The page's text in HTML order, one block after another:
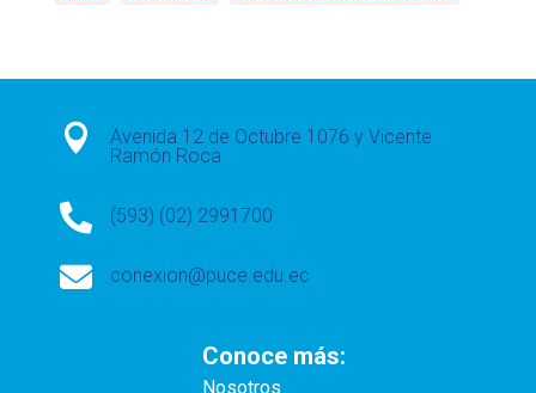

Avenida 12 de Octubre 1076 y Vicente
Ramón Roca
 (593) (02) 2991700
 conexion@puce.edu.ec
Conoce más:
Nosotros